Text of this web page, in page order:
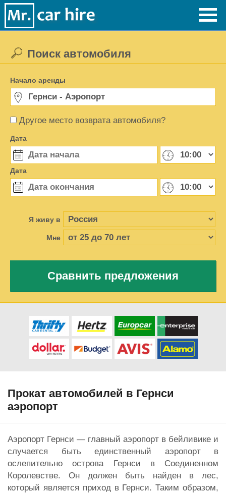
Другое место возврата автомобиля?
Поиск автомобиля
Начало аренды
Дата
Дата
Я живу в
Мне
Сравнить предложения
Прокат автомобилей в Гернси
аэропорт
Аэропорт Гернси — главный аэропорт в бейливике и
случается быть единственный аэропорт в
ослепительно острова Гернси в Соединенном
Королевстве. Он должен быть найден в лес,
который является приход в Гернси. Таким образом,